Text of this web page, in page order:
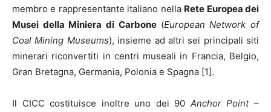
membro e rappresentante italiano nella Rete Europea dei
Musei della Miniera di Carbone (European Network of
Coal Mining Museums), insieme ad altri sei principali siti
minerari riconvertiti in centri museali in Francia, Belgio,
Gran Bretagna, Germania, Polonia e Spagna [1].
Il CICC costituisce inoltre uno dei 90 Anchor Point–